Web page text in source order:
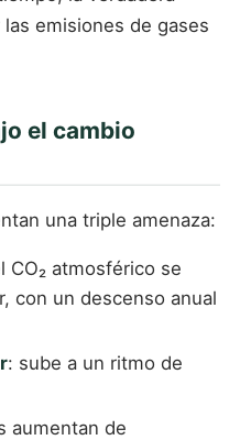
emisiones de gases
el cambio
una triple amenaza:
CO₂ atmosférico se
con un descenso anual
: sube a un ritmo de
aumentan de